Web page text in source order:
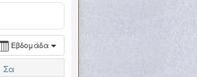
Εβδομάδα
Σα